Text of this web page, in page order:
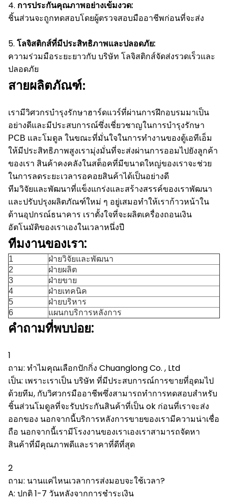
4. การประกันคุณภาพอย่างเข้มงวด:
ชิ้นส่วนจะถูกทดสอบโดยผู้ตรวจสอบมืออาชีพก่อนที่จะส่ง
5. โลจิสติกส์ที่มีประสิทธิภาพและปลอดภัย:
ความร่วมมือระยะยาวกับ บริษัท โลจิสติกส์จัดส่งรวดเร็วและ
ปลอดภัย
สายผลิตภัณฑ์:
เรามีวิศวกรบำรุงรักษาฮาร์ดแวร์ที่ผ่านการฝึกอบรมมาเป็น
อย่างดีและมีประสบการณ์ซึ่งเชี่ยวชาญในการบำรุงรักษา
PCB และโมดูล ในขณะที่มั่นใจในการทำงานของตู้เอทีเอ็ม
ให้มีประสิทธิภาพสูงเรามุ่งมั่นที่จะส่งผ่านการออมไปยังลูกค้า
ของเรา สินค้าคงคลังในสต็อคที่มีขนาดใหญ่ของเราจะช่วย
ในการลดระยะเวลารอคอยสินค้าได้เป็นอย่างดี
ทีมวิจัยและพัฒนาที่แข็งแกร่งและสร้างสรรค์ของเราพัฒนา
และปรับปรุงผลิตภัณฑ์ใหม่ ๆ อยู่เสมอทำให้เราก้าวหน้าใน
ด้านอุปกรณ์ธนาคาร เราตั้งใจที่จะผลิตเครื่องถอนเงิน
อัตโนมัติของเราเองในเวลาหนึ่งปี
ทีมงานของเรา:
1
ฝ่ายวิจัยและพัฒนา
2
ฝ่ายผลิต
3
ฝ่ายขาย
4
ฝ่ายเทคนิค
5
ฝ่ายบริหาร
6
แผนกบริการหลังการ
คำถามที่พบบ่อย:
1
ถาม: ทำไมคุณเลือกปักกิ่ง Chuanglong Co. , Ltd
เป็น: เพราะเราเป็น บริษัท ที่มีประสบการณ์การขายที่อุดมไป
ด้วยทีม, กับวิศวกรมืออาชีพซึ่งสามารถทำการทดสอบสำหรับ
ชิ้นส่วนโมดูลที่จะรับประกันสินค้าที่เป็น ok ก่อนที่เราจะส่ง
ออกของ นอกจากนี้บริการหลังการขายของเรามีความน่าเชื่อ
ถือ นอกจากนี้เรามีโรงงานของเราเองเราสามารถจัดหา
สินค้าที่มีคุณภาพดีและราคาที่ดีที่สุด
2
ถาม: นานแค่ไหนเวลาการส่งมอบจะใช้เวลา?
A: ปกติ 1-7 วันหลังจากการชำระเงิน